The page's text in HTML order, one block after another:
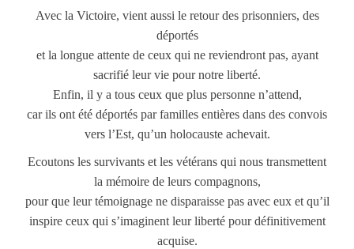
Avec la Victoire, vient aussi le retour des prisonniers, des
déportés
et la longue attente de ceux qui ne reviendront pas, ayant
sacrifié leur vie pour notre liberté.
Enfin, il y a tous ceux que plus personne n’attend,
car ils ont été déportés par familles entières dans des convois
vers l’Est, qu’un holocauste achevait.
Ecoutons les survivants et les vétérans qui nous transmettent
la mémoire de leurs compagnons,
pour que leur témoignage ne disparaisse pas avec eux et qu’il
inspire ceux qui s’imaginent leur liberté pour définitivement
acquise.